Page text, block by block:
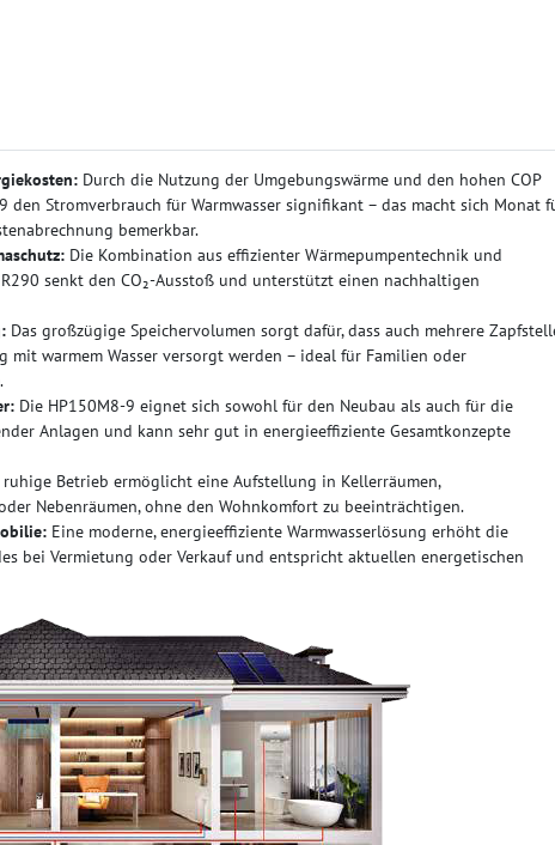
Durch die Nutzung der Umgebungswärme und den hohen COP
den Stromverbrauch für Warmwasser signifikant – das macht sich Monat
bemerkbar.
Die Kombination aus effizienter Wärmepumpentechnik und
senkt den CO₂-Ausstoß und unterstützt einen nachhaltigen
Das großzügige Speichervolumen sorgt dafür, dass auch mehrere
mit warmem Wasser versorgt werden – ideal für Familien oder
Die HP150M8-9 eignet sich sowohl für den Neubau als auch für die
Anlagen und kann sehr gut in energieeffiziente Gesamtkonzepte
ruhige Betrieb ermöglicht eine Aufstellung in Kellerräumen,
Nebenräumen, ohne den Wohnkomfort zu beeinträchtigen.
Eine moderne, energieeffiziente Warmwasserlösung erhöht die
bei Vermietung oder Verkauf und entspricht aktuellen energetischen